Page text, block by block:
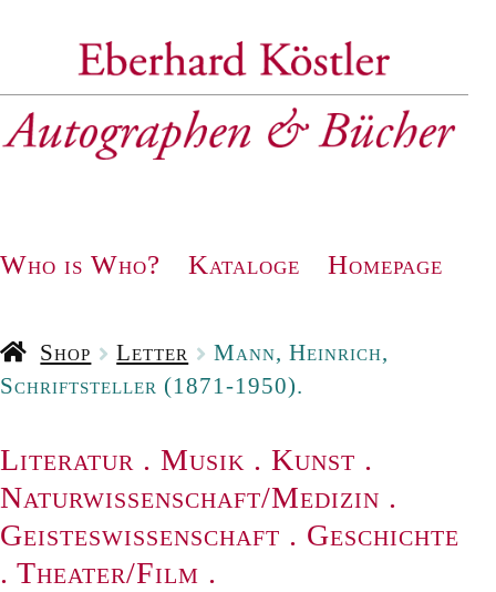
Navigation
Who is Who? Kataloge Homepage
Shop Letter
Mann, Heinrich,
Schriftsteller (1871-1950).
Literatur . Musik . Kunst .
Naturwissenschaft/Medizin .
Geisteswissenschaft . Geschichte
. Theater/Film .